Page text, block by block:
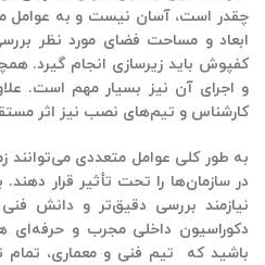
چقدر است، آسان نیست و به عوامل
ابعاد و مساحت فضای مورد نظر
کفپوش باید زیرسازی انجام گیرد.
و اجرای آن نیز بسیار مهم است.
کارشناس و تیم‌های نصب نیز اثر
به طور کلی عوامل متعددی می‌توانند
در سازمان‌ها را تحت تأثیر قرار
نیازمند بررسی دقیق‌تر و دانش
دکوراسیون داخلی مجرب و حرفه‌ای
باشید که تیم فنی و معماری، تمام